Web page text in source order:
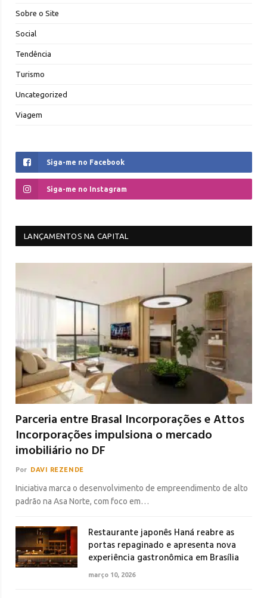
Sobre o Site
Social
Tendência
Turismo
Uncategorized
Viagem
Siga-me no Facebook
Siga-me no Instagram
LANÇAMENTOS NA CAPITAL
Parceria entre Brasal Incorporações e Attos
Incorporações impulsiona o mercado
imobiliário no DF
Por DAVI REZENDE
Iniciativa marca o desenvolvimento de empreendimento de alto
padrão na Asa Norte, com foco em…
Restaurante japonês Haná reabre as
portas repaginado e apresenta nova
experiência gastronômica em Brasília
março 10, 2026